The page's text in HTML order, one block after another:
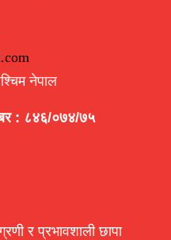
नेपाल
: ८४६/०७४/७५
र प्रभावशाली छापा